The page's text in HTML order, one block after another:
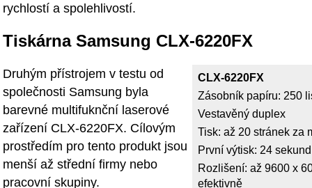
rychlostí a spolehlivostí.
Tiskárna Samsung CLX-6220FX
CLX-6220FX
Zásobník papíru: 250
Vestavěný duplex
Tisk: až 20 stránek za
První výtisk: 24 sekund
Rozlišení: až 9600 x
efektivně
Druhým přístrojem v testu od
společnosti Samsung byla
barevné multifuknční laserové
zařízení CLX-6220FX. Cílovým
prostředím pro tento produkt jsou
menší až střední firmy nebo
pracovní skupiny.